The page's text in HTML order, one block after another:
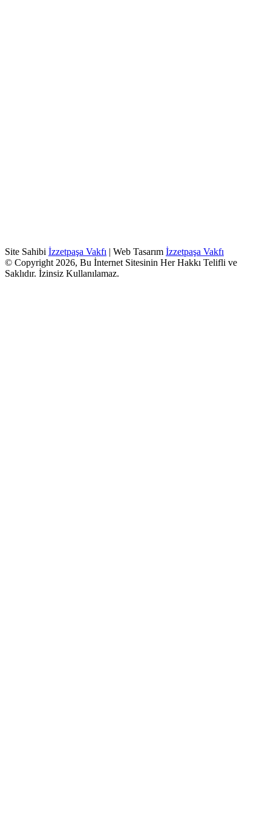
Site Sahibi İzzetpaşa Vakfı | Web Tasarım İzzetpaşa Vakfı
© Copyright 2026, Bu İnternet Sitesinin Her Hakkı Telifli ve
Saklıdır. İzinsiz Kullanılamaz.